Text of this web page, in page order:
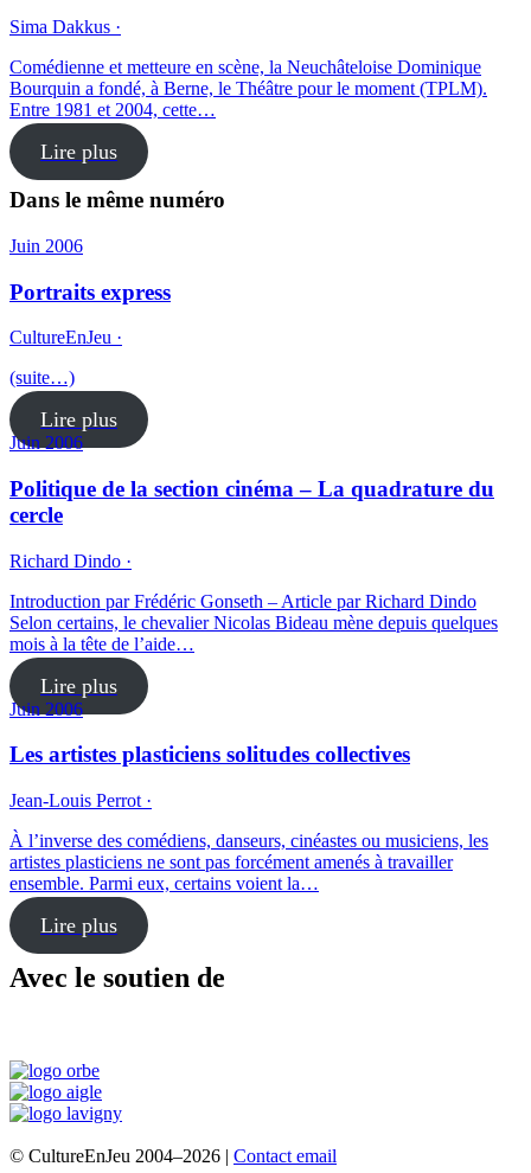
Sima Dakkus ·
Comédienne et metteure en scène, la Neuchâteloise Dominique
Bourquin a fondé, à Berne, le Théâtre pour le moment (TPLM).
Entre 1981 et 2004, cette…
Lire plus
Dans le même numéro
Juin 2006
Portraits express
CultureEnJeu ·
(suite…)
Lire plus
Juin 2006
Politique de la section cinéma – La quadrature du
cercle
Richard Dindo ·
Introduction par Frédéric Gonseth – Article par Richard Dindo
Selon certains, le chevalier Nicolas Bideau mène depuis quelques
mois à la tête de l’aide…
Lire plus
Juin 2006
Les artistes plasticiens solitudes collectives
Jean-Louis Perrot ·
À l’inverse des comédiens, danseurs, cinéastes ou musiciens, les
artistes plasticiens ne sont pas forcément amenés à travailler
ensemble. Parmi eux, certains voient la…
Lire plus
Avec le soutien de
© CultureEnJeu 2004–2026 | Contact email